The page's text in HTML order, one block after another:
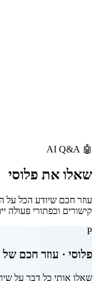
🤖
AI Q&A
שאלו את פלוסי
עוזר חכם שיודע הכל
קישורים וכפתורי פעולה
P
פלוסי · עוזר חכם של
שאלו אותי כל דבר על